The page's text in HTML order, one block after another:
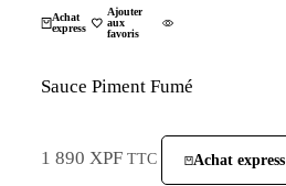
Achat
express
Ajouter
aux
favoris
La Plantation
Sauce Piment Fumé
1 890XPF TTC Achat express